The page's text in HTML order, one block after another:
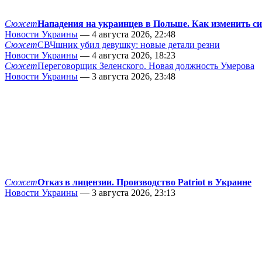
СюжетНападения на украинцев в Польше. Как изменить
Новости Украины — 4 августа 2026, 22:48
СюжетСВЧшник убил девушку: новые детали резни
Новости Украины — 4 августа 2026, 18:23
СюжетПереговорщик Зеленского. Новая должность Умерова
Новости Украины — 3 августа 2026, 23:48
СюжетОтказ в лицензии. Производство Patriot в Украине
Новости Украины — 3 августа 2026, 23:13